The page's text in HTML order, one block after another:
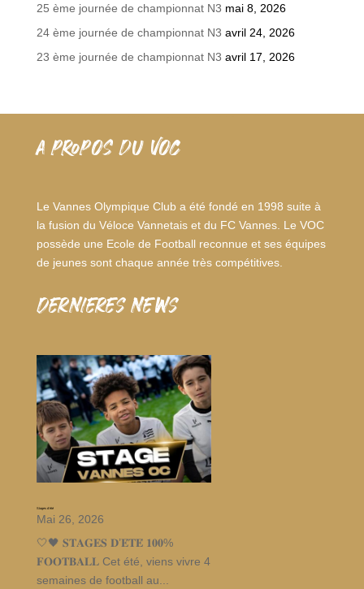
25 ème journée de championnat N3 mai 8, 2026
24 ème journée de championnat N3 avril 24, 2026
23 ème journée de championnat N3 avril 17, 2026
A PROPOS DU VOC
Le Vannes Olympique Club a été fondé en 1998 suite à
la fusion du Véloce Vannetais et du FC Vannes. Le VOC
possède une Ecole de Football reconnue et ses équipes
de jeunes sont chaque année très compétitives.
dernieres news
Stages d’été
Mai 26, 2026
🤍🖤 𝐒𝐓𝐀𝐆𝐄𝐒 𝐃’𝐄́𝐓𝐄́ 𝟏𝟎𝟎%
𝐅𝐎𝐎𝐓𝐁𝐀𝐋𝐋 Cet été, viens vivre 4
semaines de football au...